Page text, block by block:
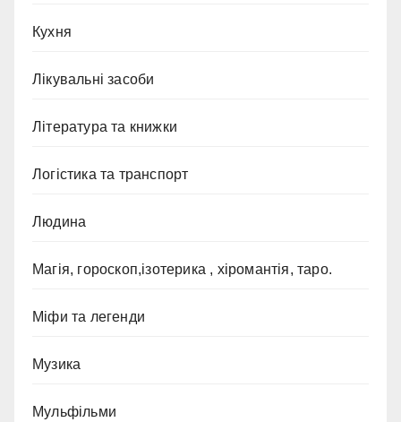
Кухня
Лікувальні засоби
Література та книжки
Логістика та транспорт
Людина
Магія, гороскоп,ізотерика , хіромантія, таро.
Міфи та легенди
Музика
Мульфільми